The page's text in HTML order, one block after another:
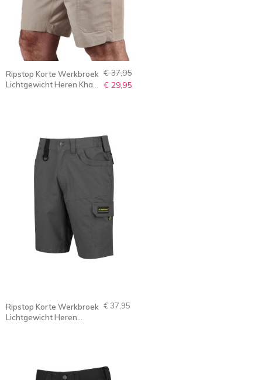
Ripstop Korte Werkbroek
Lichtgewicht Heren Khaki
€ 37,95
€ 29,95
Ripstop Korte Werkbroek
Lichtgewicht Heren
€ 37,95